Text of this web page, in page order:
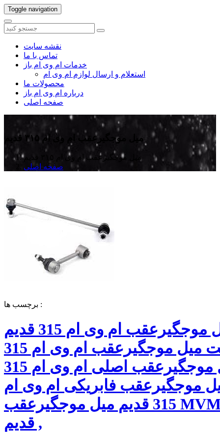
Toggle navigation
نقشه سایت
تماس با ما
خدمات ام وی ام باز
استعلام و ارسال لوازم ام وی ام
محصولات ما
درباره ام وی ام باز
صفحه اصلی
میل موجگیرعقب ام وی ام ۳۱۵ قدیم
میل موجگیرعقب ام وی ام ۳۱۵ قدیم
صفحه اصلی
برچسب ها :
میل موجگیرعقب ام وی ام 315 قدیم
قیمت میل موجگیرعقب ام وی ام 315
قدیم میل موجگیرعقب اصلی ام وی ام 315
موجگیرعقب فابریکی ام وی ام
315 قدیم میل موجگیرعقب MVM 315
قدیم ,